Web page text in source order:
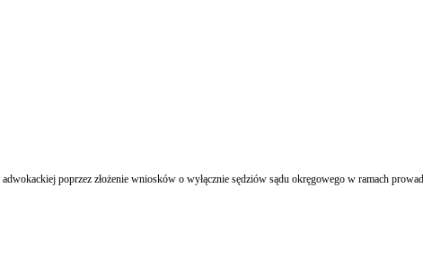
Sąd Dyscyplinarny Świętokrzyskiej Izby